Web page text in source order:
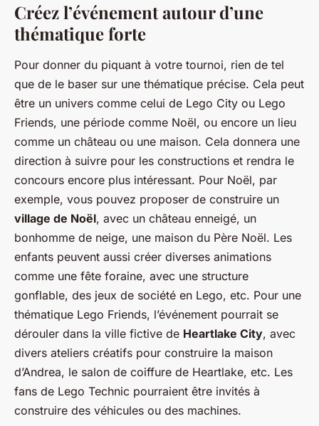
Créez l’événement autour d’une
thématique forte
Pour donner du piquant à votre tournoi, rien de tel
que de le baser sur une thématique précise. Cela peut
être un univers comme celui de Lego City ou Lego
Friends, une période comme Noël, ou encore un lieu
comme un château ou une maison. Cela donnera une
direction à suivre pour les constructions et rendra le
concours encore plus intéressant. Pour Noël, par
exemple, vous pouvez proposer de construire un
village de Noël, avec un château enneigé, un
bonhomme de neige, une maison du Père Noël. Les
enfants peuvent aussi créer diverses animations
comme une fête foraine, avec une structure
gonflable, des jeux de société en Lego, etc. Pour une
thématique Lego Friends, l’événement pourrait se
dérouler dans la ville fictive de Heartlake City, avec
divers ateliers créatifs pour construire la maison
d’Andrea, le salon de coiffure de Heartlake, etc. Les
fans de Lego Technic pourraient être invités à
construire des véhicules ou des machines.